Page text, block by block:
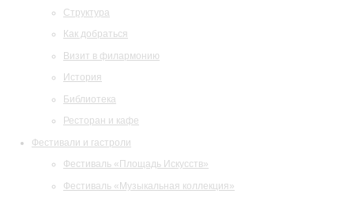
Структура
Как добраться
Визит в филармонию
История
Библиотека
Ресторан и кафе
Фестивали и гастроли
Фестиваль «Площадь Искусств»
Фестиваль «Музыкальная коллекция»